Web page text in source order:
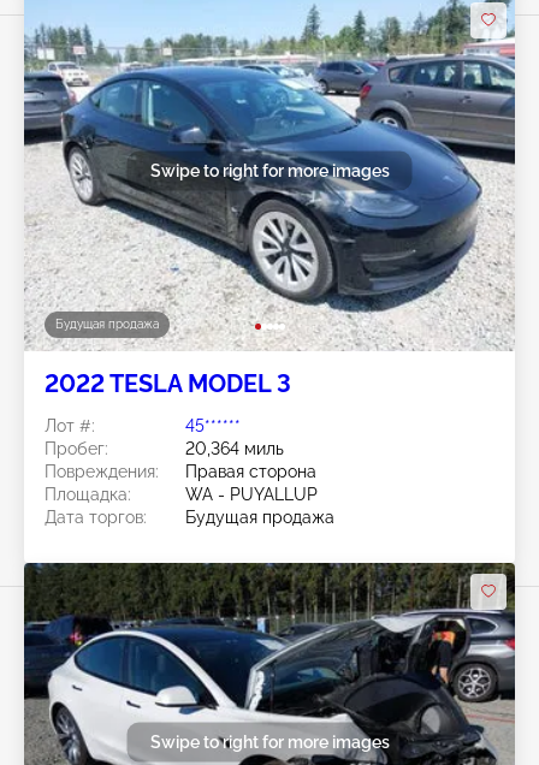
Будущая продажа
Swipe to right for more images
2022 TESLA MODEL 3
Лот #:
45******
Пробег:
20,364 миль
Повреждения:
Правая сторона
Площадка:
WA - PUYALLUP
Дата торгов:
Будущая продажа
Swipe to right for more images